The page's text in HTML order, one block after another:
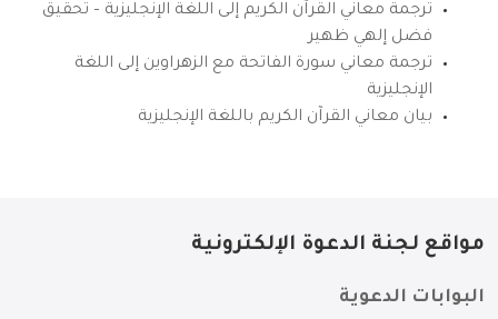
ترجمة معاني القرآن الكريم إلى اللغة الإنجليزية – تحقيق
فضل إلهي ظهير
ترجمة معاني سورة الفاتحة مع الزهراوين إلى اللغة
الإنجليزية
بيان معاني القرآن الكريم باللغة الإنجليزية
مواقع لجنة الدعوة الإلكترونية
البوابات الدعوية